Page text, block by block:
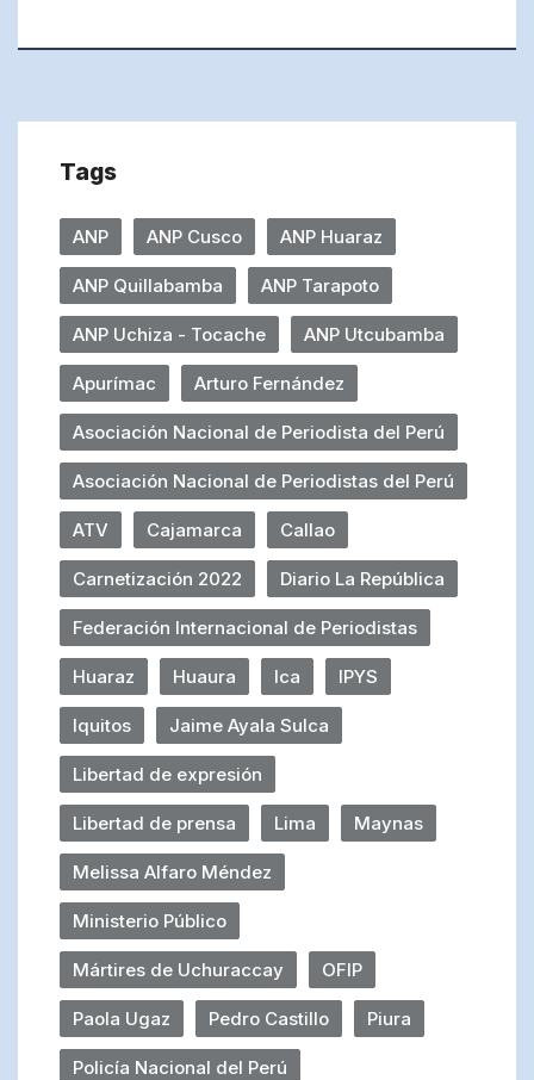
Tags
ANP ANP Cusco ANP Huaraz
ANP Quillabamba ANP Tarapoto
ANP Uchiza - Tocache ANP Utcubamba
Apurímac Arturo Fernández
Asociación Nacional de Periodista del Perú
Asociación Nacional de Periodistas del Perú
ATV Cajamarca Callao
Carnetización 2022 Diario La República
Federación Internacional de Periodistas
Huaraz Huaura Ica IPYS
Iquitos Jaime Ayala Sulca
Libertad de expresión
Libertad de prensa Lima Maynas
Melissa Alfaro Méndez
Ministerio Público
Mártires de Uchuraccay OFIP
Paola Ugaz Pedro Castillo Piura
Policía Nacional del Perú